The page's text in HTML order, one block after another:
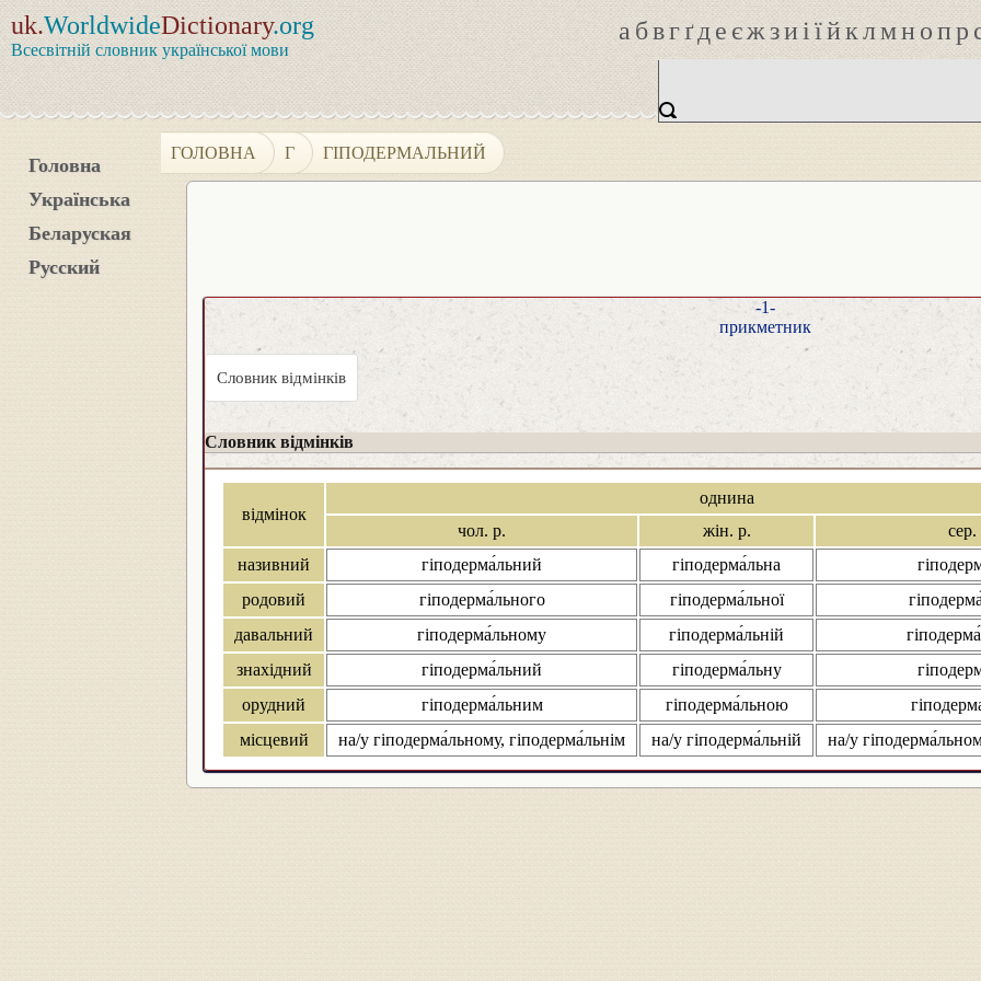
uk.WorldwideDictionary.org
Всесвітній словник української мови
абвгґдеєжзиіїйклмнопр
Головна
Українська
Беларуская
Русский
ГОЛОВНА Г ГІПОДЕРМАЛЬНИЙ
-1-
прикметник
Словник відмінків
Словник відмінків
відмінок
однина
чол. р.
жін. р.
сер.
називний
гіподерма́льний гіподерма́льна
родовий
гіподерма́льного гіподерма́льної
давальний
гіподерма́льному гіподерма́льній
знахідний
гіподерма́льний гіподерма́льну
орудний
гіподерма́льним гіподерма́льною
місцевий
на/у гіподерма́льному, гіподерма́льнім на/у гіподерма́льній на/у